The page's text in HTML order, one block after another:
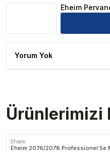
Eheim
Yorum Yok
Ürünlerimizi
Eheim
Eheim 2076/2078 Professionel 5e